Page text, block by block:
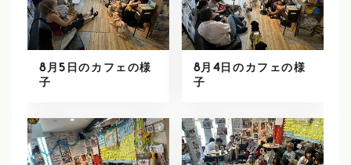
8月5日のカフェの様
子
8月4日のカフェの様
子